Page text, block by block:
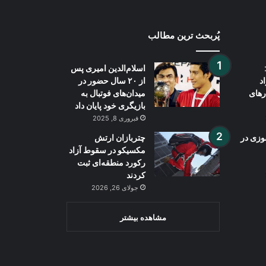
در
پُربحث ترین مطالب
اسلام‌الدین امیری پس
از ۲۰ سال حضور در
میدان‌های فوتبال به
بازیگری خود پایان داد
فبروری 8, 2025
چتربازان ارتش
مکسیکو در سقوط آزاد
رکورد منطقه‌ای ثبت
کردند
جولای 26, 2026
مشاهده بیشتر